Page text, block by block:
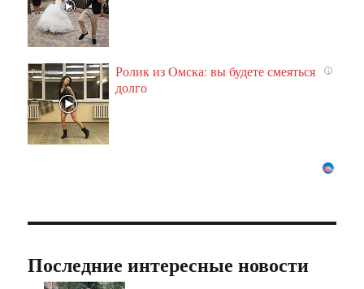
i
Ролик из Омска: вы будете смеяться
долго
Последние интересные новости